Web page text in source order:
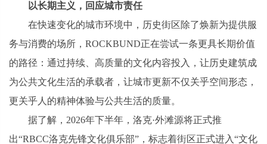
以长期主义，回应城市责任
在快速变化的城市环境中，历史街区除了焕新为提供服
务与消费的场所，ROCKBUND正在尝试一条更具长期价值
的路径：通过持续、高质量的文化内容投入，让历史建筑成
为公共文化生活的承载者，让城市更新不仅关乎空间形态，
更关乎人的精神体验与公共生活的质量。
据了解，2026年下半年，洛克·外滩源将正式推
出“RBCC洛克先锋文化俱乐部”，标志着街区正式进入“文化